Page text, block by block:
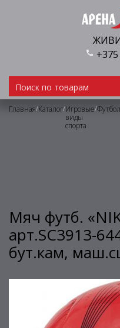
Главная/Каталог/Игровые
виды
спорта
/Футбол
Мяч футб.
арт.SC3913-
бут.кам,